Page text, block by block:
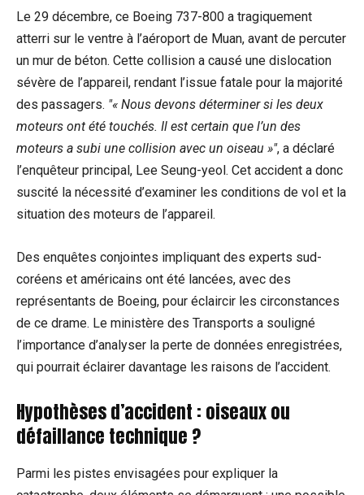
Le 29 décembre, ce Boeing 737-800 a tragiquement
atterri sur le ventre à l’aéroport de Muan, avant de percuter
un mur de béton. Cette collision a causé une dislocation
sévère de l’appareil, rendant l’issue fatale pour la majorité
des passagers. « Nous devons déterminer si les deux
moteurs ont été touchés. Il est certain que l’un des
moteurs a subi une collision avec un oiseau » , a déclaré
l’enquêteur principal, Lee Seung-yeol. Cet accident a donc
suscité la nécessité d’examiner les conditions de vol et la
situation des moteurs de l’appareil.
Des enquêtes conjointes impliquant des experts sud-
coréens et américains ont été lancées, avec des
représentants de Boeing, pour éclaircir les circonstances
de ce drame. Le ministère des Transports a souligné
l’importance d’analyser la perte de données enregistrées,
qui pourrait éclairer davantage les raisons de l’accident.
Hypothèses d’accident : oiseaux ou
défaillance technique ?
Parmi les pistes envisagées pour expliquer la